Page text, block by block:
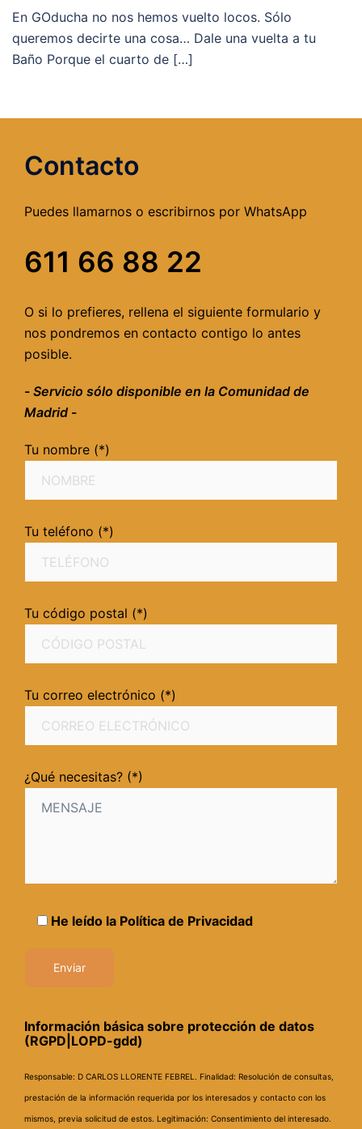
En GOducha no nos hemos vuelto locos. Sólo
queremos decirte una cosa… Dale una vuelta a tu
Baño Porque el cuarto de […]
Contacto
Puedes llamarnos o escribirnos por WhatsApp
611 66 88 22
O si lo prefieres, rellena el siguiente formulario y
nos pondremos en contacto contigo lo antes
posible.
- Servicio sólo disponible en la Comunidad de
Madrid -
Tu nombre (*)
Tu teléfono (*)
Tu código postal (*)
Tu correo electrónico (*)
¿Qué necesitas? (*)
He leído la Política de Privacidad
Información básica sobre protección de datos
(RGPD|LOPD-gdd)
Responsable: D CARLOS LLORENTE FEBREL. Finalidad: Resolución de consultas,
prestación de la información requerida por los interesados y contacto con los
mismos, previa solicitud de estos. Legitimación: Consentimiento del interesado.